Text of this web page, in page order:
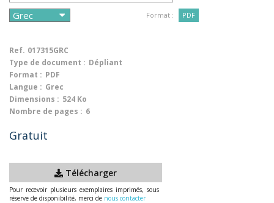
Format : PDF
Ref. 017315GRC
Type de document : Dépliant
Format : PDF
Langue : Grec
Dimensions : 524 Ko
Nombre de pages : 6
Gratuit
Télécharger
Pour recevoir plusieurs exemplaires imprimés, sous
réserve de disponibilité, merci de nous contacter